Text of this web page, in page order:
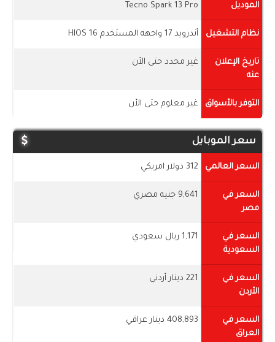
الموديل Tecno Spark 13 Pro
نظام التشغيل أندرويد 17 واجهه المستخدم HIOS 16
تاريخ الإعلان
عنه
غير محدد حتى الأن
التوفر بالأسواق غير معلوم حتى الأن
سعر الموبايل
السعر العالمي 312 دولار امريكي
السعر في
مصر
9,641 جنيه مصري
السعر في
السعودية
1,171 ريال سعودي
السعر في
الأردن
221 دينار أردني
السعر في
العراق
408,893 دينار عراقي